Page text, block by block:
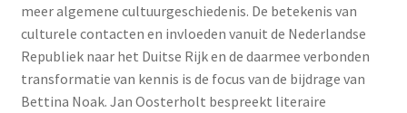
meer algemene cultuurgeschiedenis. De betekenis van
culturele contacten en invloeden vanuit de Nederlandse
Republiek naar het Duitse Rijk en de daarmee verbonden
transformatie van kennis is de focus van de bijdrage van
Bettina Noak. Jan Oosterholt bespreekt literaire